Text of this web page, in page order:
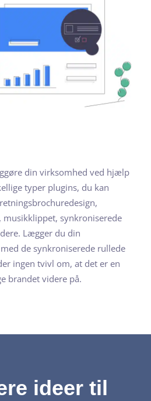
din virksomhed ved hjælp
typer plugins, du kan
synkroniserede
Lægger du din
de synkroniserede rullede
ingen tvivl om, at det er en
brandet videre på.
ideer til